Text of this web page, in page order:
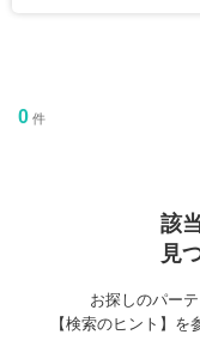
0 件
該
見
お探しのパー
【検索のヒント】を